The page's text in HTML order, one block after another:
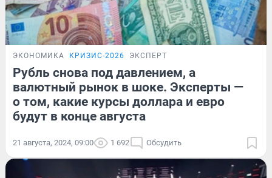
ЭКОНОМИКА КРИЗИС-2026 ЭКСПЕРТ
Рубль снова под давлением, а
валютный рынок в шоке. Эксперты —
о том, какие курсы доллара и евро
будут в конце августа
21 августа, 2024, 09:00 1 692 Обсудить